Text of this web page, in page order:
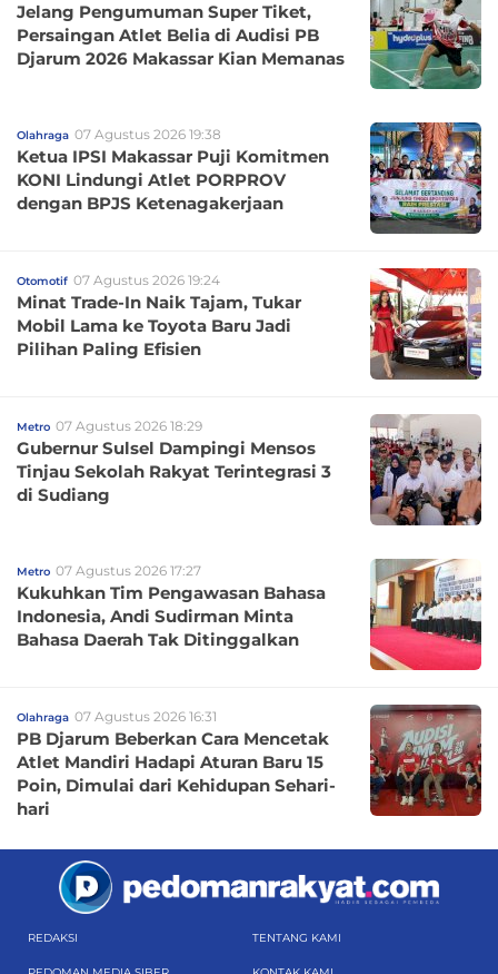
Jelang Pengumuman Super Tiket,
Persaingan Atlet Belia di Audisi PB
Djarum 2026 Makassar Kian Memanas
Olahraga 07 Agustus 2026 19:38
Ketua IPSI Makassar Puji Komitmen
KONI Lindungi Atlet PORPROV
dengan BPJS Ketenagakerjaan
Otomotif 07 Agustus 2026 19:24
Minat Trade-In Naik Tajam, Tukar
Mobil Lama ke Toyota Baru Jadi
Pilihan Paling Efisien
Metro 07 Agustus 2026 18:29
Gubernur Sulsel Dampingi Mensos
Tinjau Sekolah Rakyat Terintegrasi 3
di Sudiang
Metro 07 Agustus 2026 17:27
Kukuhkan Tim Pengawasan Bahasa
Indonesia, Andi Sudirman Minta
Bahasa Daerah Tak Ditinggalkan
Olahraga 07 Agustus 2026 16:31
PB Djarum Beberkan Cara Mencetak
Atlet Mandiri Hadapi Aturan Baru 15
Poin, Dimulai dari Kehidupan Sehari-
hari
REDAKSI TENTANG KAMI